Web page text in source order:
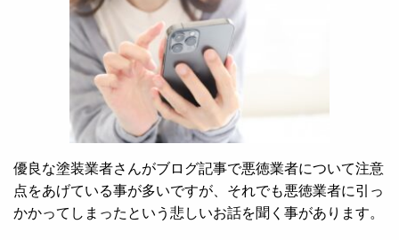
優良な塗装業者さんがブログ記事で悪徳業者について注意
点をあげている事が多いですが、それでも悪徳業者に引っ
かかってしまったという悲しいお話を聞く事があります。